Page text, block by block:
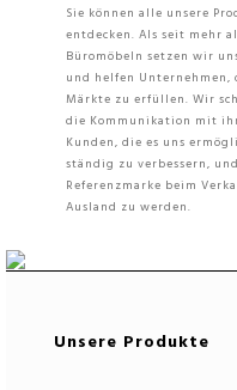
Sie können alle unsere
entdecken. Als seit mehr
Büromöbeln setzen wir
und helfen
Märkte zu erfüllen. Wir
die Kommunikation mit
Kunden, die es uns
ständig zu verbessern,
Referenzmarke beim
Ausland zu werden.
Unsere Produkte